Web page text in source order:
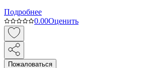
Подробнее
0.00Оценить
Пожаловаться